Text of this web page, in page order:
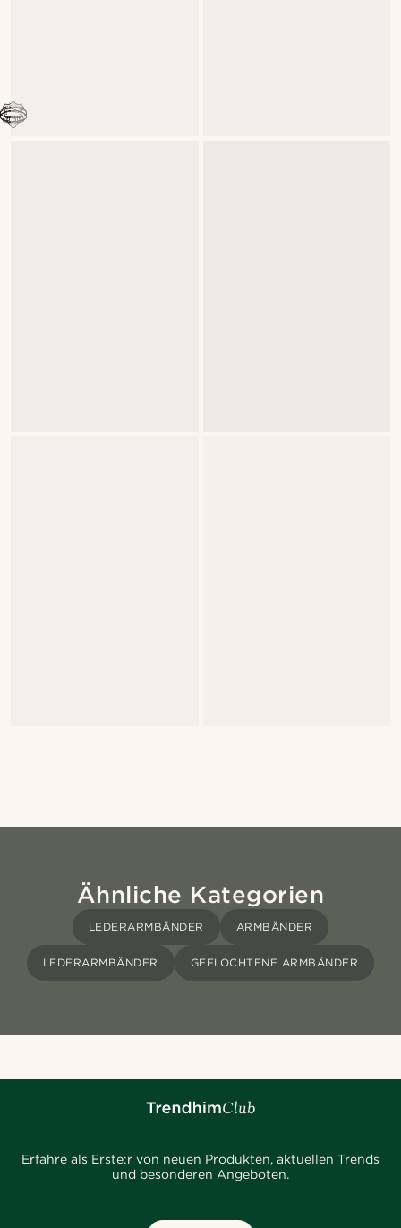
Ähnliche Kategorien
LEDERARMBÄNDER ARMBÄNDER
LEDERARMBÄNDER GEFLOCHTENE ARMBÄNDER
Erfahre als Erste:r von neuen Produkten, aktuellen Trends
und besonderen Angeboten.